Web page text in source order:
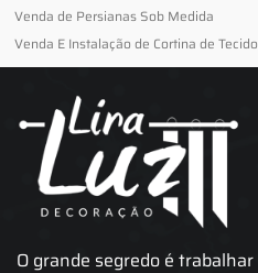
Venda de Persianas Sob Medida
Venda E Instalação de Cortina de Tecido
O grande segredo é